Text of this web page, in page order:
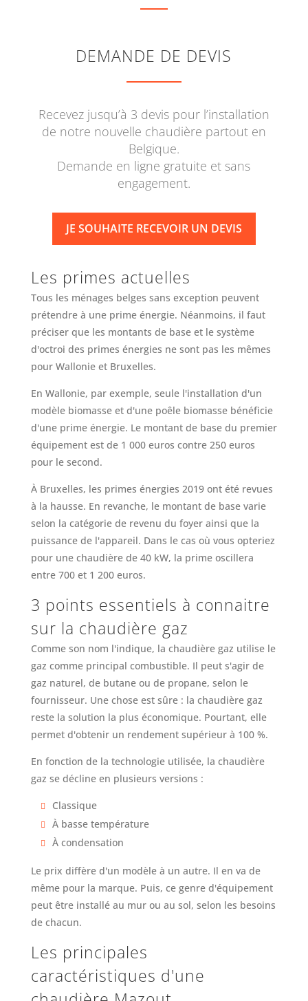
DEMANDE DE DEVIS
Recevez jusqu’à 3 devis pour l’installation
de notre nouvelle chaudière partout en
Belgique.
Demande en ligne gratuite et sans
engagement.
JE SOUHAITE RECEVOIR UN DEVIS
Les primes actuelles
Tous les ménages belges sans exception peuvent
prétendre à une prime énergie. Néanmoins, il faut
préciser que les montants de base et le système
d'octroi des primes énergies ne sont pas les mêmes
pour Wallonie et Bruxelles.
En Wallonie, par exemple, seule l'installation d'un
modèle biomasse et d'une poêle biomasse bénéficie
d'une prime énergie. Le montant de base du premier
équipement est de 1 000 euros contre 250 euros
pour le second.
À Bruxelles, les primes énergies 2019 ont été revues
à la hausse. En revanche, le montant de base varie
selon la catégorie de revenu du foyer ainsi que la
puissance de l'appareil. Dans le cas où vous opteriez
pour une chaudière de 40 kW, la prime oscillera
entre 700 et 1 200 euros.
3 points essentiels à connaitre
sur la chaudière gaz
Comme son nom l'indique, la chaudière gaz utilise le
gaz comme principal combustible. Il peut s'agir de
gaz naturel, de butane ou de propane, selon le
fournisseur. Une chose est sûre : la chaudière gaz
reste la solution la plus économique. Pourtant, elle
permet d'obtenir un rendement supérieur à 100 %.
En fonction de la technologie utilisée, la chaudière
gaz se décline en plusieurs versions :
Classique
À basse température
À condensation
Le prix diffère d'un modèle à un autre. Il en va de
même pour la marque. Puis, ce genre d'équipement
peut être installé au mur ou au sol, selon les besoins
de chacun.
Les principales
caractéristiques d'une